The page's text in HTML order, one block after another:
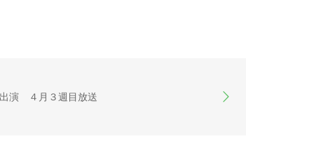
出演 ４月３週目放送